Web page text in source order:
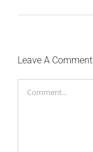
Leave A Comment